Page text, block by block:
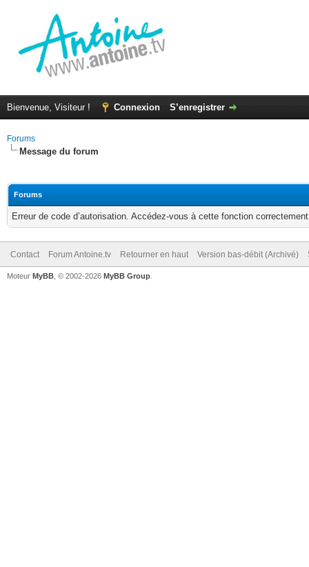
Bienvenue, Visiteur ! Connexion S’enregistrer
Forums
Message du forum
Forums
Erreur de code d’autorisation. Accédez-vous à cette fonction
Contact Forum Antoine.tv Retourner en haut Version bas-débit (Archivé)
Moteur MyBB , © 2002-2026 MyBB Group